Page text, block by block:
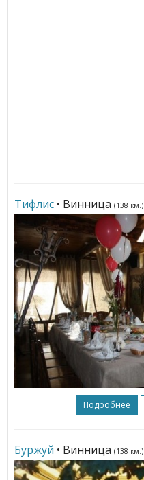
Тифлис • Винница (138 км.)
Подробнее
Буржуй • Винница (138 км.)